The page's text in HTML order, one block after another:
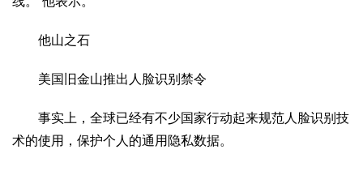
他山之石
美国旧金山推出人脸识别禁令
事实上，全球已经有不少国家行动起来规范人脸识别技
术的使用，保护个人的通用隐私数据。